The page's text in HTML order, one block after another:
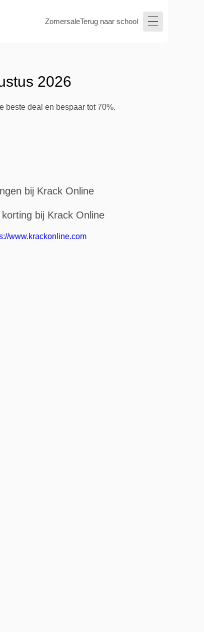
ZomersaleTerug naar school
2026
beste deal en bespaar tot 70%.
bij Krack Online
bij Krack Online
www.krackonline.com